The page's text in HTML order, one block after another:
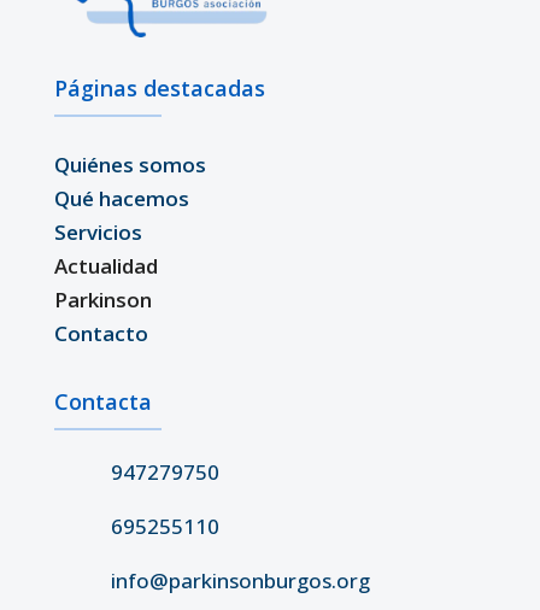
Páginas destacadas
Quiénes somos
Qué hacemos
Servicios
Actualidad
Parkinson
Contacto
Contacta
947279750
695255110
info@parkinsonburgos.org